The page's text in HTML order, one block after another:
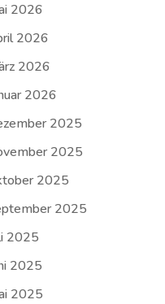
2026
2026
2026
2026
2025
2025
2025
2025
2025
2025
2025